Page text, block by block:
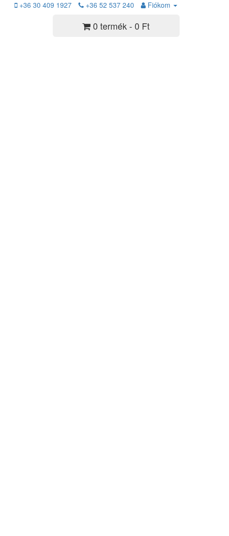
+36 30 409 1927 +36 52 537 240 Fiókom
0 termék - 0 Ft